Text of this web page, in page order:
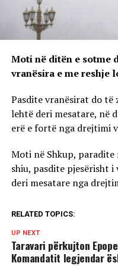
Moti në ditën e sotme
vranësira e me reshje
Pasdite vranësirat do të
lehtë deri mesatare, në
erë e fortë nga drejtimi
Moti në Shkup, paradite
shiu, pasdite pjesërisht
deri mesatare nga
RELATED TOPICS:
UP NEXT
Taravari përkujton
Komandatit legjendar